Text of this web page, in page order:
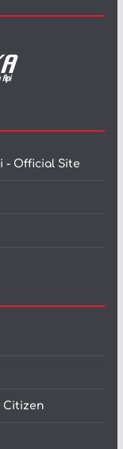
- Official Site
Citizen